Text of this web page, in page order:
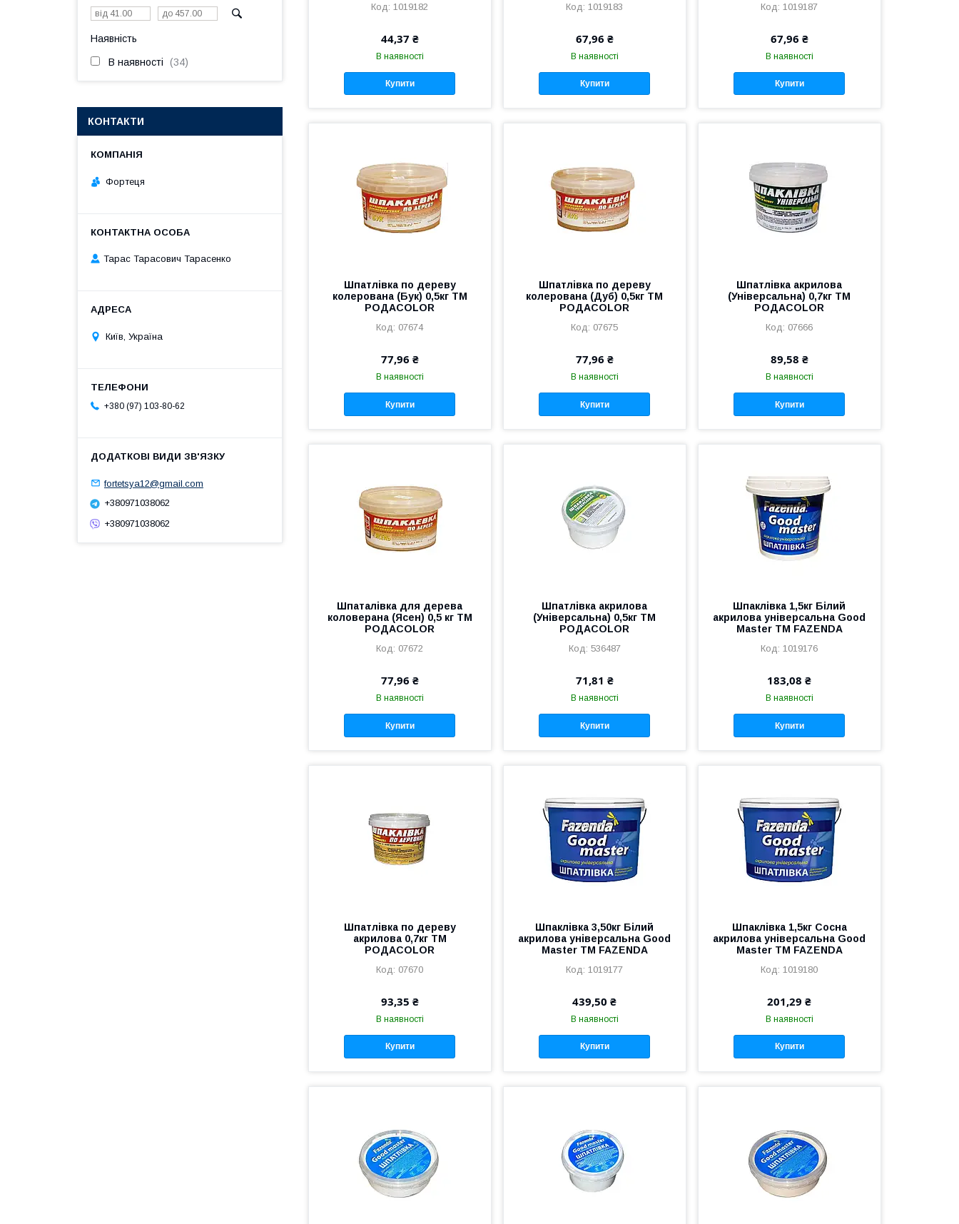
1019182
44,37 ₴
В наявності
Купити
1019183
67,96 ₴
В наявності
Купити
1019187
67,96 ₴
В наявності
Купити
Шпатлівка по дереву
колерована (Бук) 0,5кг ТМ
РОДАCOLOR
07674
77,96 ₴
В наявності
Купити
Шпатлівка по дереву
колерована (Дуб) 0,5кг ТМ
РОДАCOLOR
07675
77,96 ₴
В наявності
Купити
Шпатлівка акрилова
(Універсальна) 0,7кг ТМ
РОДАCOLOR
07666
89,58 ₴
В наявності
Купити
Шпаталівка для дерева
коловерана (Ясен) 0,5 кг ТМ
РОДАCOLOR
07672
77,96 ₴
В наявності
Купити
Шпатлівка акрилова
(Універсальна) 0,5кг ТМ
РОДАCOLOR
536487
71,81 ₴
В наявності
Купити
Шпаклівка 1,5кг Бiлий
акрилова універсальна Good
Master ТМ FAZENDA
1019176
183,08 ₴
В наявності
Купити
Шпатлівка по дереву
акрилова 0,7кг ТМ
РОДАCOLOR
07670
93,35 ₴
В наявності
Купити
Шпаклівка 3,50кг Білий
акрилова універсальна Good
Master ТМ FAZENDA
1019177
439,50 ₴
В наявності
Купити
Шпаклівка 1,5кг Сосна
акрилова універсальна Good
Master ТМ FAZENDA
1019180
201,29 ₴
В наявності
Купити
Наявність
В наявності 34
КОНТАКТИ
Фортеця
Тарас Тарасович Тарасенко
Київ, Україна
+380 (97) 103-80-62
fortetsya12@gmail.com
+380971038062
+380971038062